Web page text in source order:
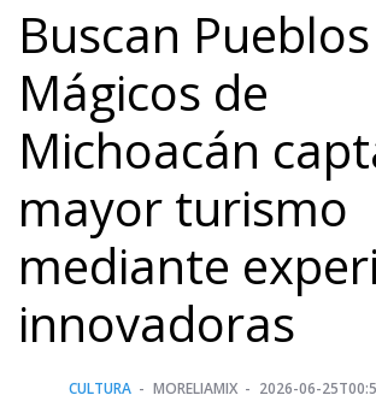
Buscan Pueblos
Mágicos de
Michoacán
mayor turismo
mediante
innovadoras
CULTURA MORELIAMIX 2026-06-